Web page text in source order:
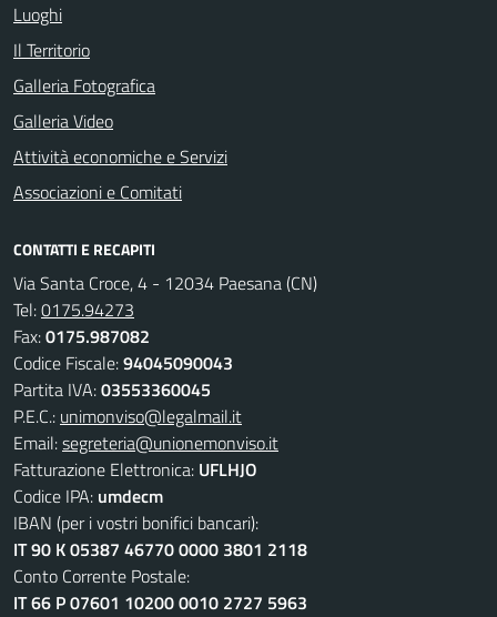
Luoghi
Il Territorio
Galleria Fotografica
Galleria Video
Attività economiche e Servizi
Associazioni e Comitati
CONTATTI E RECAPITI
Via Santa Croce, 4 - 12034 Paesana (CN)
Tel:0175.94273
Fax:0175.987082
Codice Fiscale:94045090043
Partita IVA:03553360045
P.E.C.: unimonviso@legalmail.it
Email:segreteria@unionemonviso.it
Fatturazione Elettronica: UFLHJO
Codice IPA: umdecm
IBAN (per i vostri bonifici bancari):
IT 90 K 05387 46770 0000 3801 2118
Conto Corrente Postale:
IT 66 P 07601 10200 0010 2727 5963